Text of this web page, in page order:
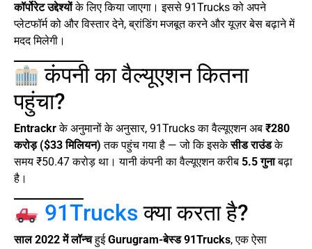
कॉर्पोरेट उद्देश्योंके लिए किया जाएगा। इससे 91Trucks को अपने
प्लेटफॉर्म को और विस्तार देने, ब्रांडिंग मजबूत करने और यूज़र बेस बढ़ाने में
मदद मिलेगी।
कंपनी का वैल्यूएशन कितना
पहुंचा?
Entrackrके अनुमानों के अनुसार, 91Trucks का वैल्यूएशन अब ₹280
करोड़ ($33 मिलियन) तक पहुंच गया है — जो कि इसकेसीड राउंडके
समय ₹50.47 करोड़ था। यानी कंपनी का वैल्यूएशन करीब 5.5 गुनाबढ़ा
है।
91Trucks क्या करता है?
साल 2022 में लॉन्चहुईGurugram-बेस्ड 91Trucks, एक ऐसा